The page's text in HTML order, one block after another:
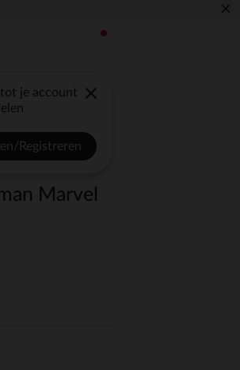
×
tot je account
Registreren
Marvel